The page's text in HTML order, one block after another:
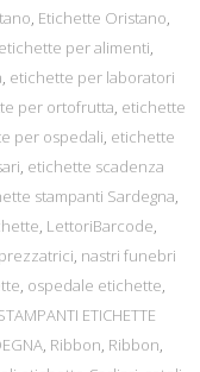
, Etichette Oristano,
etichette per alimenti,
, etichette per laboratori
per ortofrutta, etichette
per ospedali, etichette
, etichette scadenza
stampanti Sardegna,
, LettoriBarcode,
, nastri funebri
, ospedale etichette,
ETICHETTE
, Ribbon, Ribbon,